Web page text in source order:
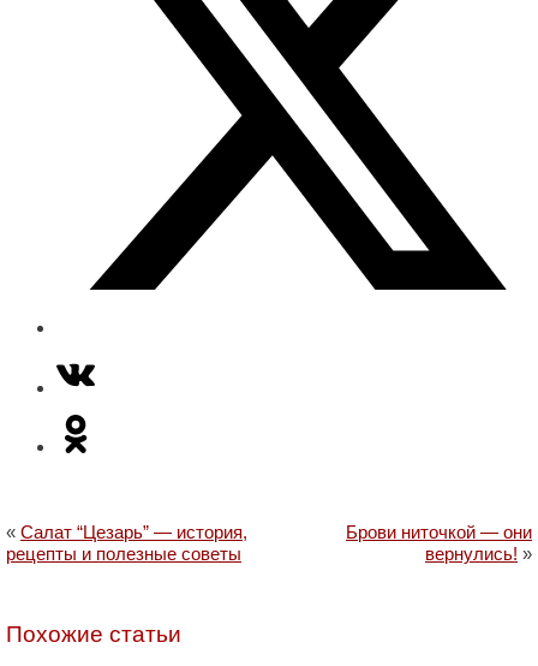
« Салат “Цезарь” — история,
рецепты и полезные советы
Брови ниточкой — они
вернулись! »
Похожие статьи